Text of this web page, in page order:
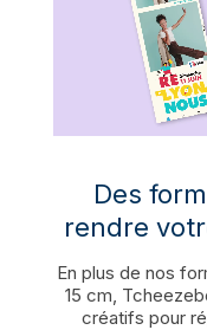
Des
rendre
En plus de nos
15 cm,
créatifs pour